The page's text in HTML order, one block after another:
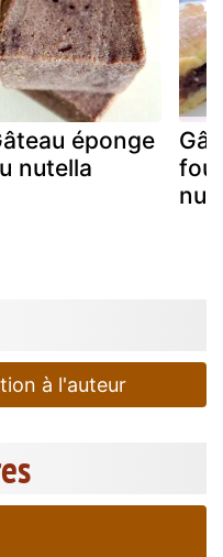
éponge
nutella
à l'auteur